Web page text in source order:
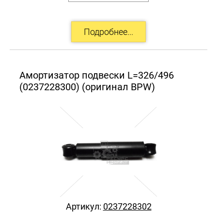
Амортизатор подвески L=326/496
(0237228300) (оригинал BPW)
Артикул: 0237228302